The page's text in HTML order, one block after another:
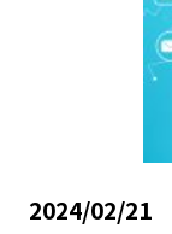
2024/02/21